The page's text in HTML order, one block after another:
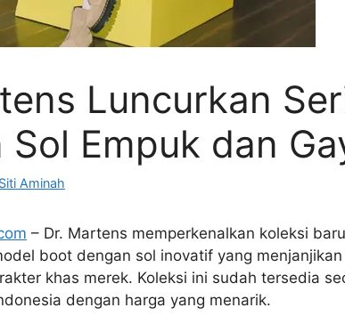
Luncurkan
Sol Empuk dan
Siti Aminah
– Dr. Martens memperkenalkan koleksi
boot dengan sol inovatif yang
khas merek. Koleksi ini sudah tersedia
dengan harga yang menarik.